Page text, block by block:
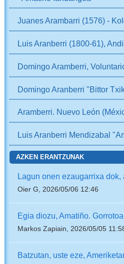
Juanes Arambarri (1576) -
Luis Aranberri (1800-61),
Domingo Aramberri,
Domingo Aranberri "Bittor
Aramberri. Nuevo León
Luis Aranberri Mendizabal
AZKEN ERANTZUNAK
Lagun onen ezaugarrixa dok,
Oier G, 2026/05/06 12:46
Egia diozu, Amatiño.
Markos Zapiain, 2026/05/05
Batzutan, uste eze,